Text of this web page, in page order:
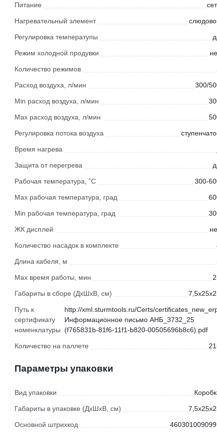
Питание
Нагревательный элемент
Регулировка температупы
Режим холодной продувки
Количество режимов
Расход воздуха, л/мин 300/
Min расход воздуха, л/мин
Max расход воздуха, л/мин
Регулировка потока воздуха
Время нагрева
Защита от перегрева
Рабочая температура, ˚С 300-
Мах рабочая температура, град
Мin рабочая температура, град
ЖК дисплей
Количество насадок в комплекте
Длина кабеля, м
Max время работы, мин
Габариты в сборе (ДхШхВ, см)
Путь к
сертификату
номенклатуры
http://xml.sturmtools.ru/Certs/
Информационное письмо АНБ_3732_25
(f765831b-81f6-11f1-b820-00505696b8c6).pdf
Количество на паллете
Параметры упаковки
Вид упаковки
Габариты в упаковке (ДхШхВ, см)
Основной штрихкод